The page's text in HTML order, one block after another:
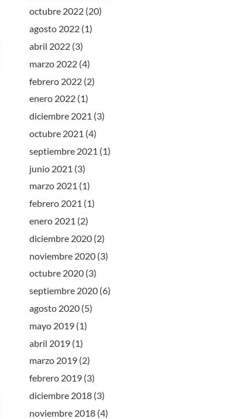
octubre 2022 (20)
agosto 2022 (1)
abril 2022 (3)
marzo 2022 (4)
febrero 2022 (2)
enero 2022 (1)
diciembre 2021 (3)
octubre 2021 (4)
septiembre 2021 (1)
junio 2021 (3)
marzo 2021 (1)
febrero 2021 (1)
enero 2021 (2)
diciembre 2020 (2)
noviembre 2020 (3)
octubre 2020 (3)
septiembre 2020 (6)
agosto 2020 (5)
mayo 2019 (1)
abril 2019 (1)
marzo 2019 (2)
febrero 2019 (3)
diciembre 2018 (3)
noviembre 2018 (4)